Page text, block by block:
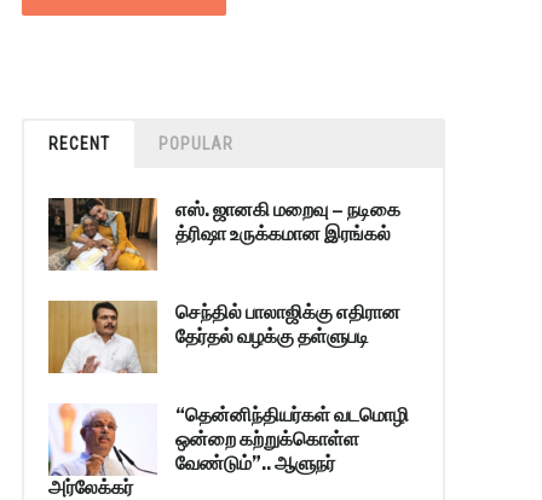
RECENT POPULAR
எஸ். ஜானகி மறைவு – நடிகை
த்ரிஷா உருக்கமான இரங்கல்
செந்தில் பாலாஜிக்கு எதிரான
தேர்தல் வழக்கு தள்ளுபடி
“தென்னிந்தியர்கள் வடமொழி
ஒன்றை கற்றுக்கொள்ள
வேண்டும்”.. ஆளுநர்
அர்லேக்கர்